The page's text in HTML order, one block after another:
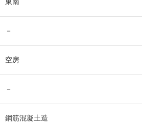
東南
－
空房
－
鋼筋混凝土造